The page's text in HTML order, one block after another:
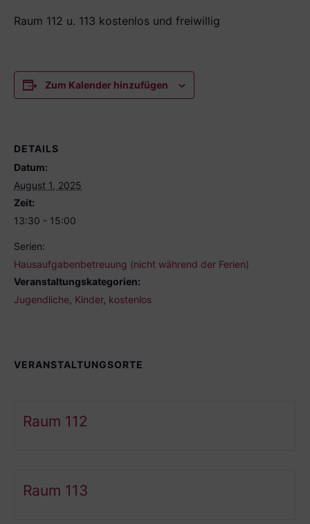
Raum 112 u. 113 kostenlos und freiwillig
Zum Kalender hinzufügen
DETAILS
Datum:
August 1, 2025
Zeit:
13:30 - 15:00
Serien:
Hausaufgabenbetreuung (nicht während der Ferien)
Veranstaltungskategorien:
Jugendliche Kinder, kostenlos
VERANSTALTUNGSORTE
Raum 112
Raum 113